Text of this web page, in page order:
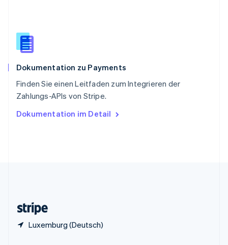
Dokumentation zu Payments
Finden Sie einen Leitfaden zum Integrieren der
Zahlungs-APIs von Stripe.
Dokumentation im Detail
Luxemburg (Deutsch)
English
Spanien
Thailand
Tschechische Republik
English
English